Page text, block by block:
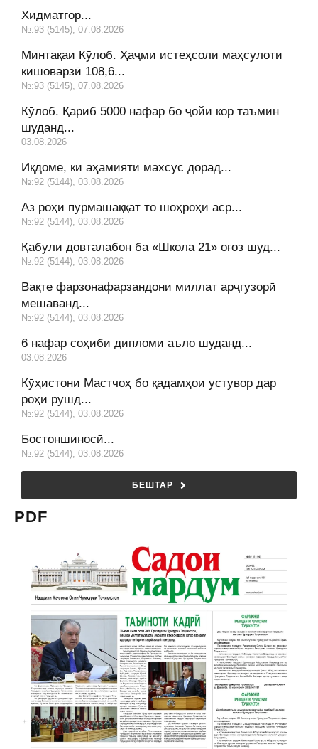
Хидматгор...
№:93 (5145), 07.08.2026
Минтақаи Кӯлоб. Ҳаҷми истеҳсоли маҳсулоти
кишоварзӣ 108,6...
№:93 (5145), 07.08.2026
Кӯлоб. Қариб 5000 нафар бо ҷойи кор таъмин
шуданд...
03.08.2026
Иқдоме, ки аҳамияти махсус дорад...
№:92 (5144), 03.08.2026
Аз роҳи пурмашаққат то шоҳроҳи аср...
№:92 (5144), 03.08.2026
Қабули довталабон ба «Школа 21» оғоз шуд...
№:92 (5144), 03.08.2026
Вақте фарзонафарзандони миллат арҷгузорӣ
мешаванд...
№:92 (5144), 03.08.2026
6 нафар соҳиби дипломи аъло шуданд...
03.08.2026
Кӯҳистони Мастчоҳ бо қадамҳои устувор дар
роҳи рушд...
№:92 (5144), 03.08.2026
Бостоншиносӣ...
№:92 (5144), 03.08.2026
БЕШТАР
PDF